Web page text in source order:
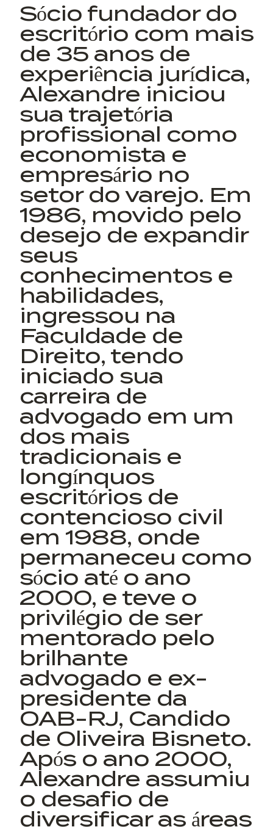
Sócio fundador do
escritório com mais
de 35 anos de
experiência jurídica,
Alexandre iniciou
sua trajetória
profissional como
economista e
empresário no
setor do varejo. Em
1986, movido pelo
desejo de expandir
seus
conhecimentos e
habilidades,
ingressou na
Faculdade de
Direito, tendo
iniciado sua
carreira de
advogado em um
dos mais
tradicionais e
longínquos
escritórios de
contencioso civil
em 1988, onde
permaneceu como
sócio até o ano
2000, e teve o
privilégio de ser
mentorado pelo
brilhante
advogado e ex-
presidente da
OAB-RJ, Candido
de Oliveira Bisneto.
Após o ano 2000,
Alexandre assumiu
o desafio de
diversificar as áreas